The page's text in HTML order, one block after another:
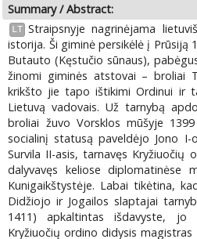
Summary / Abstract:
LT Straipsnyje nagrinėjama
istorija. Ši giminė persikėlė į Prūsiją
Butauto (Kęstučio sūnaus),
žinomi giminės atstovai – broliai
krikšto jie tapo ištikimi Ordinui ir
Lietuvą vadovais. Už tarnybą
broliai žuvo Vorsklos mūšyje
socialinį statusą paveldėjo Jono I-
Survila II-asis, tarnavęs Kryžiuočių
dalyvavęs keliose diplomatinėse
Kunigaikštystėje. Labai tikėtina,
Didžiojo ir Jogailos slaptajai
1411) apkaltintas išdavyste, jo
Kryžiuočių ordino didysis magistras